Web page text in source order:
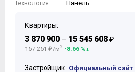
Технология: Панель
Квартиры:
3 870 900 — 15 545 608₽
157 251 ₽/м2 -8.66 %
Застройщик Официальный сайт